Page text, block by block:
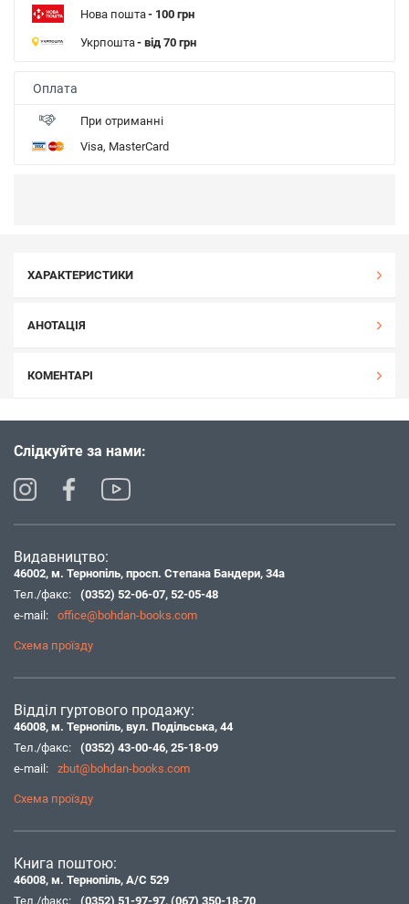
Нова пошта- 100 грн
Укрпошта- від 70 грн
Оплата
При отриманні
Visa, MasterCard
ХАРАКТЕРИСТИКИ
АНОТАЦІЯ
КОМЕНТАРІ
Слідкуйте за нами:
Видавництво:
46002, м. Тернопіль, просп. Степана Бандери, 34а
Тел./факс:
(0352) 52-06-07, 52-05-48
e-mail:
office@bohdan-books.com
Схема проїзду
Відділ гуртового продажу:
46008, м. Тернопіль, вул. Подільська, 44
Тел./факс:
(0352) 43-00-46, 25-18-09
e-mail:
zbut@bohdan-books.com
Схема проїзду
Книга поштою:
46008, м. Тернопіль, А/С 529
Тел./факс:
(0352) 51-97-97, (067) 350-18-70